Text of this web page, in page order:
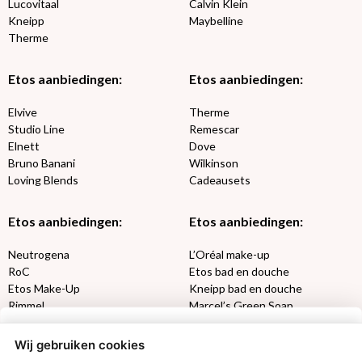
Lucovitaal
Kneipp
Therme
Calvin Klein
Maybelline
Etos aanbiedingen:
Elvive
Studio Line
Elnett
Bruno Banani
Loving Blends
Etos aanbiedingen:
Therme
Remescar
Dove
Wilkinson
Cadeausets
Etos aanbiedingen:
Neutrogena
RoC
Etos Make-Up
Rimmel
Max Factor
Etos aanbiedingen:
L’Oréal make-up
Etos bad en douche
Kneipp bad en douche
Marcel’s Green Soap
Oral-B
Wij gebruiken cookies